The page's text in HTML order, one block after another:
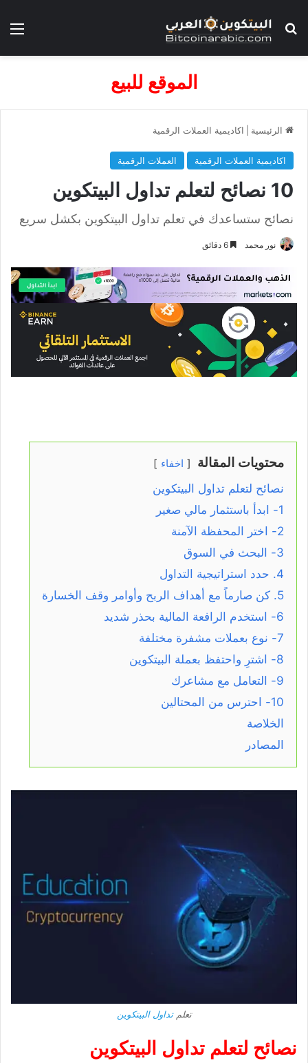
بحث عن
الموقع للبيع
الرئيسية اكاديمية العملات الرقمية
اكاديمية العملات الرقمية العملات الرقمية
10 نصائح لتعلم تداول البيتكوين
نصائح ستساعدك في تعلم تداول البيتكوين بكشل سريع
نور محمد
محتويات المقالة اخفاء
نصائح لتعلم تداول البيتكوين
1- ابدأ باستثمار مالي صغير
2- اختر المحفظة الآمنة
3- البحث في السوق
4. حدد استراتيجية التداول
5. كن صارماً مع أهداف الربح وأوامر وقف الخسارة
6- استخدم الرافعة المالية بحذر شديد
7- نوع بعملات مشفرة مختلفة
8- اشترِ واحتفظ بعملة البيتكوين
9- التعامل مع مشاعرك
10- احترس من المحتالين
الخلاصة
المصادر
تعلمتداول البيتكوين
نصائح لتعلم تداول البيتكوين